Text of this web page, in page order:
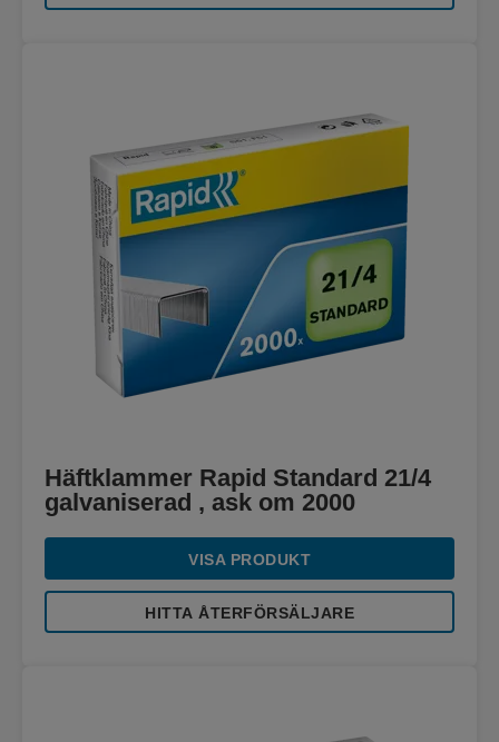
Häftklammer Rapid Standard 21/4
galvaniserad , ask om 2000
VISA PRODUKT
HITTA ÅTERFÖRSÄLJARE